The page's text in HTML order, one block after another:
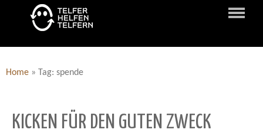
Home » Tag: spende
KICKEN FÜR DEN GUTEN ZWECK